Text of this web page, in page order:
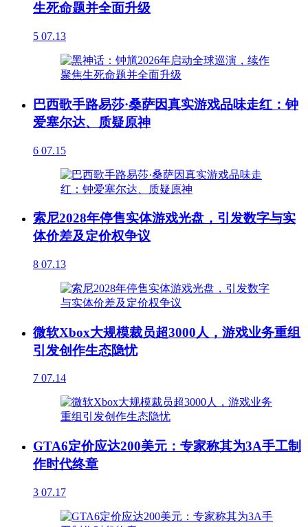
生死命题并全面升级
5 07.13
巴西歌手路易莎·桑萨因真实游戏品味走红：钟
爱塞尔达、质疑原神
6 07.15
索尼2028年停售实体游戏光盘，引发数字与实
体价差及定价权争议
8 07.13
微软Xbox大规模裁员超3000人，游戏业务重组
引发创作生态隐忧
7 07.14
GTA6定价应达200美元：专家称其为3A手工制
作时代终章
3 07.17